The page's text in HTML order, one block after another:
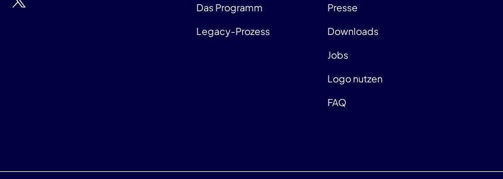
Das Programm
Legacy-Prozess
Presse
Downloads
Jobs
Logo nutzen
FAQ